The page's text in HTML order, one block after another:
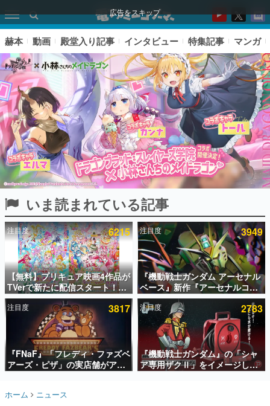
広告をスキップ
ピックアップ
電ファミのいま読まれている記事ランキング
アプリセール情報
インタビュー
連載・特集一覧
殿堂入り記事
SNS拡散数が数千以上！ ページビュー数万以上！ などな
ど。多くの人々に読まれた、電ファミ渾身の“殿堂入り”記
事をまとめました。
名作ゲームクリエイターの方々に製作時のエピソードをお
赫本 動画 殿堂入り記事 インタビュー 特集記事 マンガ
いま読まれている記事
注目度 6215
【無料】プリキュア映画4作品が
TVerで新たに配信スタート！な
んと2018年～2024年の映画ほぼ
すべてが見放題に、ぶっちゃけ
ありえないラインナップ
注目度 3949
『機動戦士ガンダム アーセナル
ベース』新作『アーセナルコマ
ンダー』発表！8月28日からオ
ープンベータテスト開催、2027
年2月下旬に稼働予定
注目度 3817
『FNaF』「フレディ・ファズベ
アーズ・ピザ」の実店舗がアメ
リカの商業施設「American
ScottGamesとの共同開発、食
注目度 2783
『機動戦士ガンダム』の「シャ
ア専用ザクⅡ」をイメージした
散水ホースリールが予約開始。
ホーム ニュース